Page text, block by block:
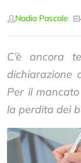
Nadia Pascale
C’è ancora
dichiarazione
Per il
la perdita dei